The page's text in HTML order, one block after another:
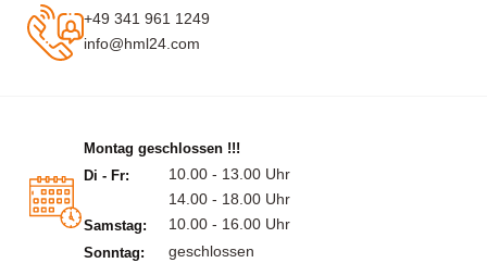
+49 341 961 1249
info@hml24.com
Montag geschlossen !!!
Di - Fr:
10.00 - 13.00 Uhr
14.00 - 18.00 Uhr
Samstag: 10.00 - 16.00 Uhr
Sonntag: geschlossen